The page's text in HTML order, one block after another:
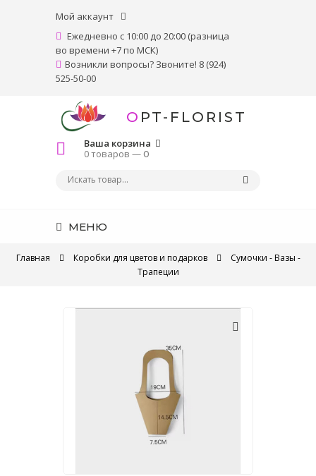
Мой аккаунт
Ежедневно с 10:00 до 20:00 (разница
во времени +7 по МСК)
Возникли вопросы? Звоните! 8 (924)
525-50-00
OPT-FLORIST
Ваша корзина
0 товаров —0
МЕНЮ
Главная Коробки для цветов и подарков
Сумочки - Вазы -
Трапеции